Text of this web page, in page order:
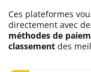
Ces plateformes
directement avec
méthodes de
classement des